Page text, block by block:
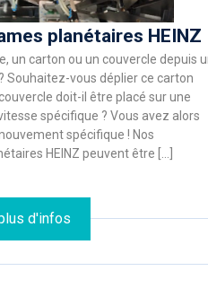
planétaires HEINZ
un carton ou un couvercle depuis
Souhaitez-vous déplier ce carton
doit-il être placé sur une
spécifique ? Vous avez alors
spécifique ! Nos
HEINZ peuvent être […]
d'infos